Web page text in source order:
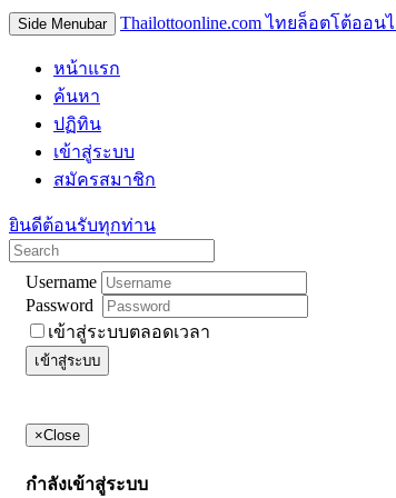
Side Menubar Thailottoonline.com ไทยล็อตโต้ออ
หน้าแรก
ค้นหา
ปฏิทิน
เข้าสู่ระบบ
สมัครสมาชิก
ยินดีต้อนรับทุกท่าน
Username
Password
เข้าสู่ระบบตลอดเวลา
เข้าสู่ระบบ
×Close
กำลังเข้าสู่ระบบ